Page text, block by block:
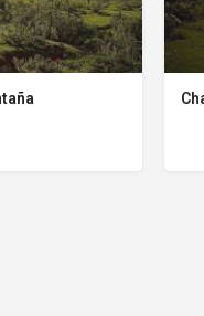
Nogales